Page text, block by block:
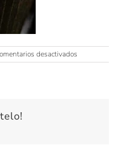
desactivados